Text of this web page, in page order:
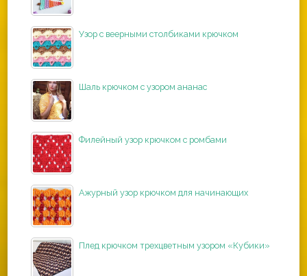
Узор с веерными столбиками крючком
Шаль крючком с узором ананас
Филейный узор крючком с ромбами
Ажурный узор крючком для начинающих
Плед крючком трехцветным узором «Кубики»